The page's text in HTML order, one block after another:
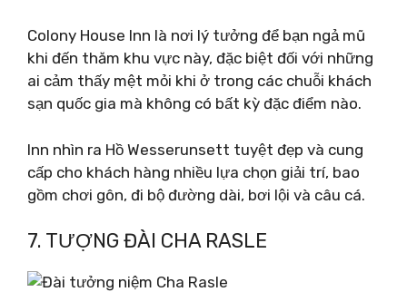
Colony House Inn là nơi lý tưởng để bạn ngả mũ
khi đến thăm khu vực này, đặc biệt đối với những
ai cảm thấy mệt mỏi khi ở trong các chuỗi khách
sạn quốc gia mà không có bất kỳ đặc điểm nào.
Inn nhìn ra Hồ Wesserunsett tuyệt đẹp và cung
cấp cho khách hàng nhiều lựa chọn giải trí, bao
gồm chơi gôn, đi bộ đường dài, bơi lội và câu cá.
7. TƯỢNG ĐÀI CHA RASLE